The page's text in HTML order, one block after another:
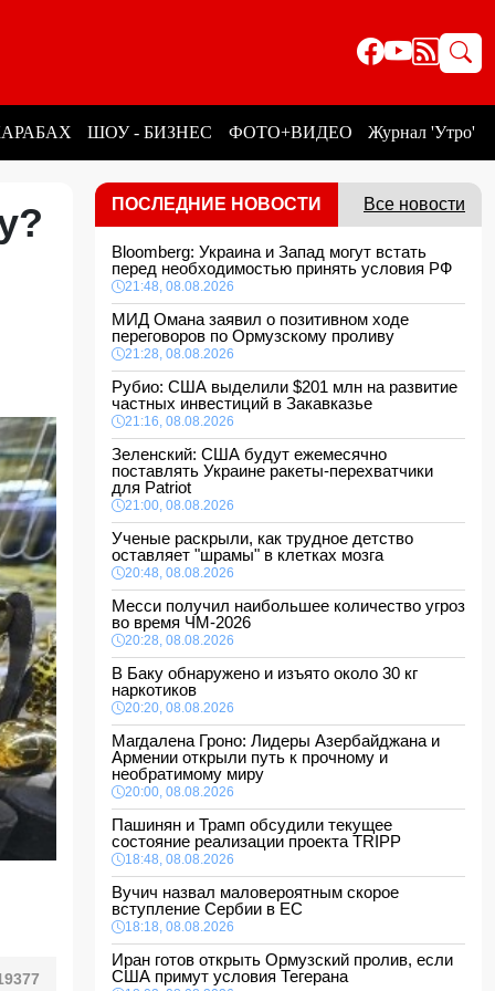
ШОУ - БИЗНЕС ФОТО+ВИДЕО Журнал 'Утро'
ПОСЛЕДНИЕ НОВОСТИ Все новости
Bloomberg: Украина и Запад могут встать
перед необходимостью принять условия РФ
21:48, 08.08.2026
МИД Омана заявил о позитивном ходе
переговоров по Ормузскому проливу
21:28, 08.08.2026
Рубио: США выделили $201 млн на развитие
частных инвестиций в Закавказье
21:16, 08.08.2026
Зеленский: США будут ежемесячно
поставлять Украине ракеты-перехватчики
для Patriot
21:00, 08.08.2026
Ученые раскрыли, как трудное детство
оставляет "шрамы" в клетках мозга
20:48, 08.08.2026
Месси получил наибольшее количество угроз
во время ЧМ-2026
20:28, 08.08.2026
В Баку обнаружено и изъято около 30 кг
наркотиков
20:20, 08.08.2026
Магдалена Гроно: Лидеры Азербайджана и
Армении открыли путь к прочному и
необратимому миру
20:00, 08.08.2026
Пашинян и Трамп обсудили текущее
состояние реализации проекта TRIPP
18:48, 08.08.2026
Вучич назвал маловероятным скорое
вступление Сербии в ЕС
18:18, 08.08.2026
Иран готов открыть Ормузский пролив, если
США примут условия Тегерана